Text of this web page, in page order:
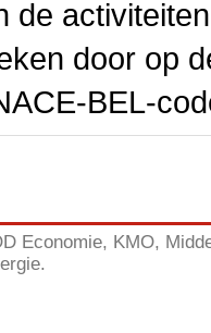
de
door op
BEL-
Economie, KMO,